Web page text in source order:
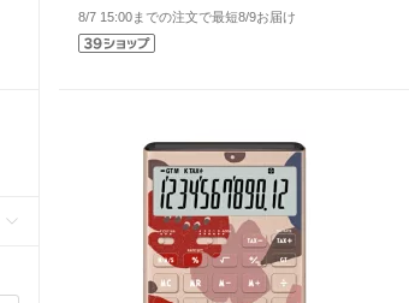
8/7 15:00までの注文で最短8/9お届け